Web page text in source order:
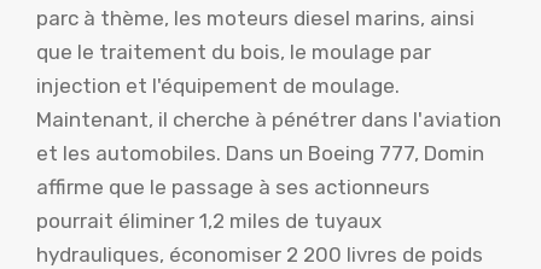
parc à thème, les moteurs diesel marins, ainsi
que le traitement du bois, le moulage par
injection et l'équipement de moulage.
Maintenant, il cherche à pénétrer dans l'aviation
et les automobiles. Dans un Boeing 777, Domin
affirme que le passage à ses actionneurs
pourrait éliminer 1,2 miles de tuyaux
hydrauliques, économiser 2 200 livres de poids